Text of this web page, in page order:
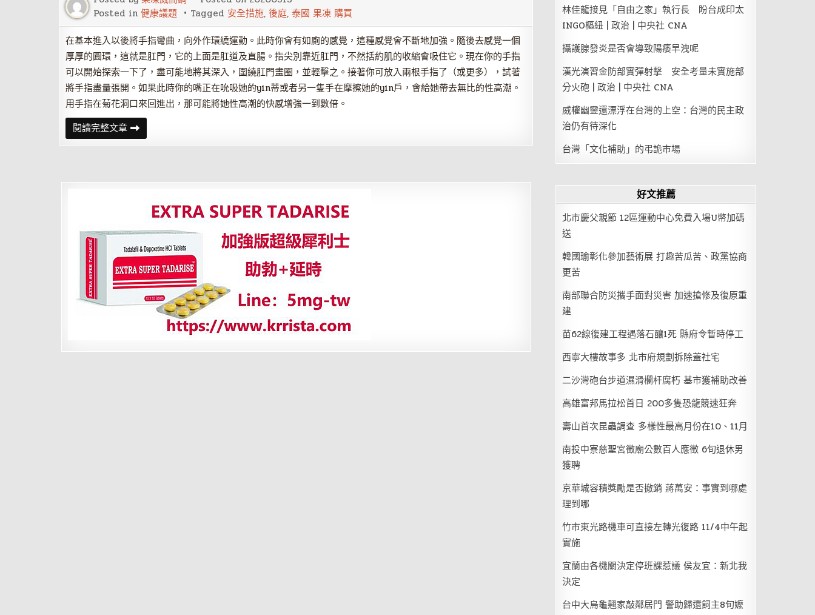
及
安
措
施
Posted in 健康議題 Tagged 安全措施, 後庭, 泰國 果凍 購買
在基本進入以後將手指彎曲，向外作環繞運動。此時你會有如廁的感覺，這種感覺會不斷地加強。隨後去感覺一個
厚厚的圓環，這就是肛門，它的上面是肛道及直腸。指尖別靠近肛門，不然括約肌的收縮會吸住它。現在你的手指
可以開始探索一下了，盡可能地將其深入，圍繞肛門畫圈，並輕擊之。接著你可放入兩根手指了（或更多），試著
將手指盡量張開。如果此時你的嘴正在吮吸她的yin蒂或者另一隻手在摩擦她的yin戶，會給她帶去無比的性高潮。
用手指在菊花洞口來回進出，那可能將她性高潮的快感增強一到數倍。
閱讀完整文章後
庭
性
指
全
措
施
林佳龍接見「自由之家」執行長 盼台成印太
INGO樞紐 | 政治 | 中央社 CNA
攝護腺發炎是否會導致陽痿早洩呢
漢光演習金防部實彈射擊 安全考量未實施部
分火砲 | 政治 | 中央社 CNA
威權幽靈還漂浮在台灣的上空：台灣的民主政
治仍有待深化
台灣「文化補助」的弔詭市場
好文推薦
北市慶父親節 12區運動中心免費入場U幣加碼
送
韓國瑜彰化參加藝術展 打趣苦瓜苦、政黨協商
更苦
南部聯合防災攜手面對災害 加速搶修及復原重
建
苗62線復建工程遇落石釀1死 縣府令暫時停工
西寧大樓故事多 北市府規劃拆除蓋社宅
二沙灣砲台步道濕滑欄杆腐朽 基市獲補助改善
高雄富邦馬拉松首日 200多隻恐龍競速狂奔
壽山首次昆蟲調查 多樣性最高月份在10、11月
南投中寮慈聖宮徵廟公數百人應徵 6旬退休男
獲聘
京華城容積獎勵是否撤銷 蔣萬安：事實到哪處
理到哪
竹市東光路機車可直接左轉光復路 11/4中午起
實施
宜蘭由各機關決定停班課惹議 侯友宜：新北我
決定
台中大烏龜翹家敲鄰居門 警助歸還飼主8旬嬤